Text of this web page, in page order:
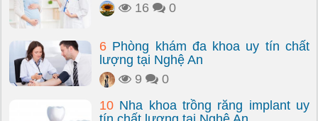
16
0
6 Phòng khám đa khoa uy tín chất
lượng tại Nghệ An
9
0
10 Nha khoa trồng răng implant uy